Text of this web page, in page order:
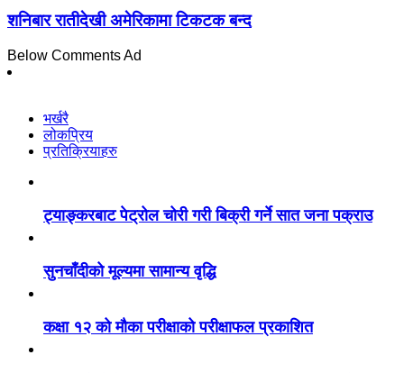
शनिबार रातीदेखी अमेरिकामा टिकटक बन्द
Below Comments Ad
भर्खरै
लोकप्रिय
प्रतिक्रियाहरु
ट्याङ्करबाट पेट्रोल चोरी गरी बिक्री गर्ने सात जना पक्राउ
सुनचाँदीको मूल्यमा सामान्य वृद्धि
कक्षा १२ को मौका परीक्षाको परीक्षाफल प्रकाशित